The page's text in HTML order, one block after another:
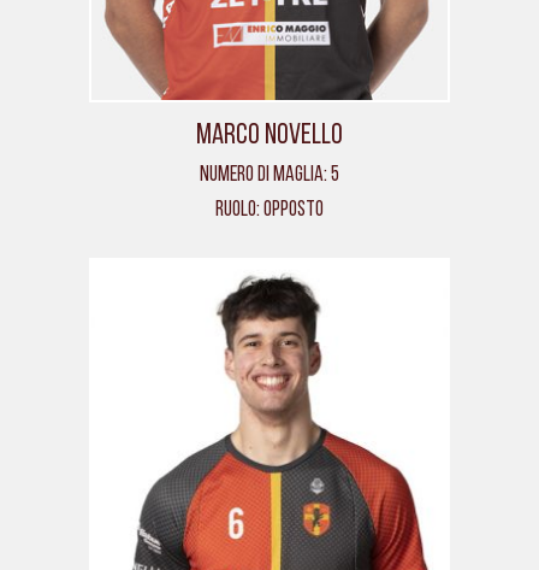
Marco Novello
Numero di maglia: 5
Ruolo: Opposto